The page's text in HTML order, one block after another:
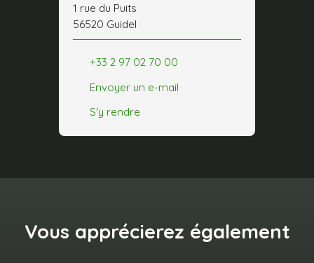
1 rue du Puits
56520 Guidel
+33 2 97 02 70 00
Envoyer un e-mail
S'y rendre
Vous apprécierez également